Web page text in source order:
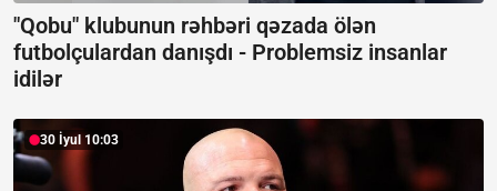
"Qobu" klubunun rəhbəri qəzada ölən
futbolçulardan danışdı - Problemsiz insanlar
idilər
30 İyul 10:03